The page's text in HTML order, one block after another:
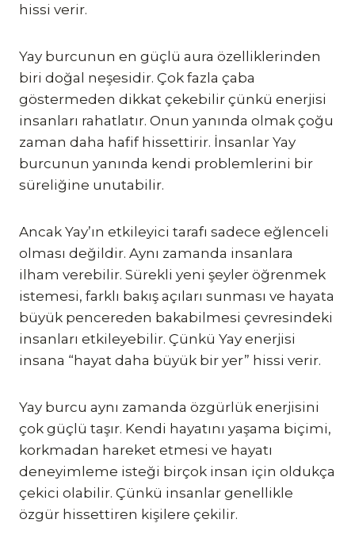
hissi verir.
Yay burcunun en güçlü aura özelliklerinden
biri doğal neşesidir. Çok fazla çaba
göstermeden dikkat çekebilir çünkü enerjisi
insanları rahatlatır. Onun yanında olmak çoğu
zaman daha hafif hissettirir. İnsanlar Yay
burcunun yanında kendi problemlerini bir
süreliğine unutabilir.
Ancak Yay’ın etkileyici tarafı sadece eğlenceli
olması değildir. Aynı zamanda insanlara
ilham verebilir. Sürekli yeni şeyler öğrenmek
istemesi, farklı bakış açıları sunması ve hayata
büyük pencereden bakabilmesi çevresindeki
insanları etkileyebilir. Çünkü Yay enerjisi
insana “hayat daha büyük bir yer” hissi verir.
Yay burcu aynı zamanda özgürlük enerjisini
çok güçlü taşır. Kendi hayatını yaşama biçimi,
korkmadan hareket etmesi ve hayatı
deneyimleme isteği birçok insan için oldukça
çekici olabilir. Çünkü insanlar genellikle
özgür hissettiren kişilere çekilir.